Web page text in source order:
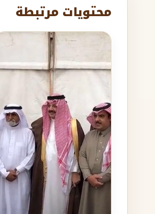
محتويات مرتبطة